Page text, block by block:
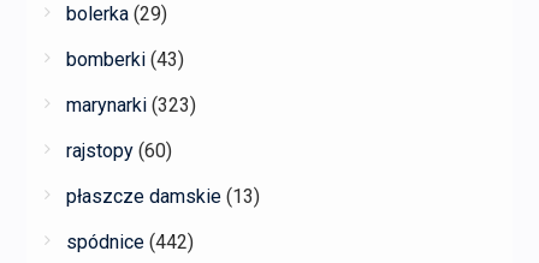
bolerka (29)
bomberki (43)
marynarki (323)
rajstopy (60)
płaszcze damskie (13)
spódnice (442)